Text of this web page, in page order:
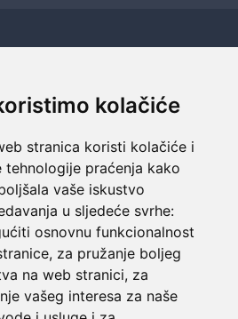
kolačiće
stranica koristi kolačiće i
tehnologije praćenja kako
vaše iskustvo
u sljedeće svrhe:
osnovnu funkcionalnost
, za pružanje boljeg
na web stranici, za
vašeg interesa za naše
kod vas
novaca
Roba za novac
raspolaganju
plaćanje